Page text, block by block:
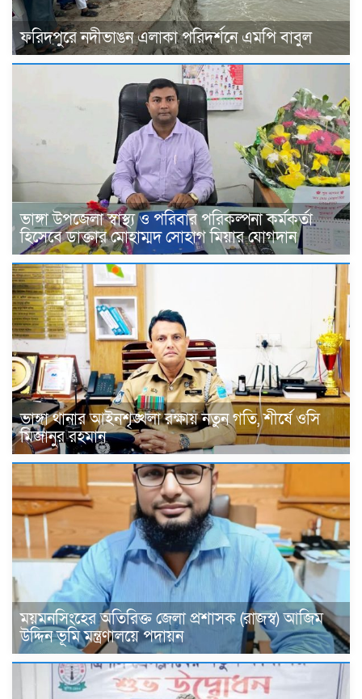
ফরিদপুরে নদীভাঙন এলাকা পরিদর্শনে এমপি বাবুল
ভাঙ্গা উপজেলা স্বাস্থ্য ও পরিবার পরিকল্পনা কর্মকর্তা
হিসেবে ডাক্তার মোহাম্মদ সোহাগ মিয়ার যোগদান
ভাঙ্গা থানার আইনশৃঙ্খলা রক্ষায় নতুন গতি, শীর্ষে ওসি
মিজানুর রহমান
ময়মনসিংহের অতিরিক্ত জেলা প্রশাসক (রাজস্ব) আজিম
উদ্দিন ভূমি মন্ত্রণালয়ে পদায়ন